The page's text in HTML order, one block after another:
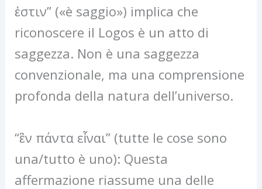
ἐστιν” («è saggio») implica che
riconoscere il Logos è un atto di
saggezza. Non è una saggezza
convenzionale, ma una comprensione
profonda della natura dell’universo.
“ἓν πάντα εἶναι” (tutte le cose sono
una/tutto è uno): Questa
affermazione riassume una delle